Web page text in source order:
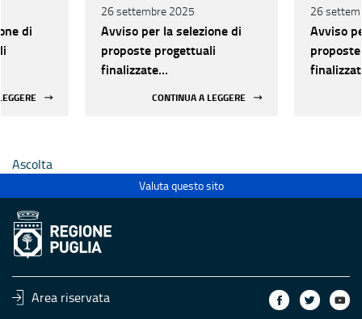
di
26 settembre 2025
Avviso per la selezione di
proposte progettuali
finalizzate
CONTINUA A LEGGERE
26
Avviso
Ascolta
Valuta questo sito
Area riservata